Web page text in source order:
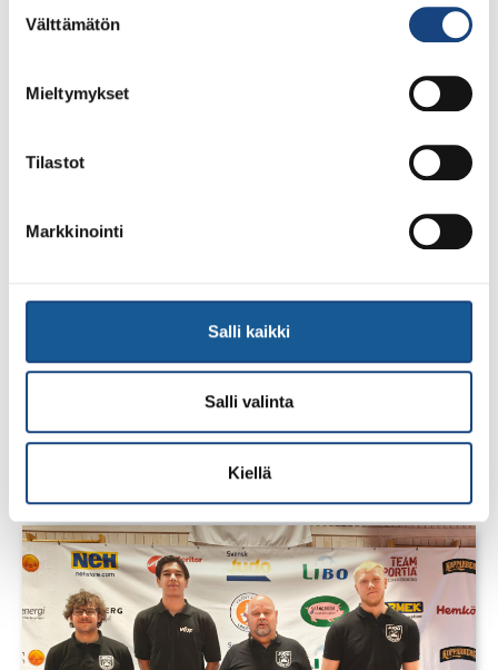
valinta
Välttämätön
Mieltymykset
Tilastot
Markkinointi
Salli kaikki
Salli valinta
Kiellä
Pentti Vauhkoselle harvinainen
huomionosoitus